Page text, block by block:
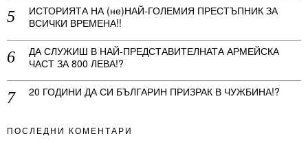
ИСТОРИЯТА НА (не)НАЙ-ГОЛЕМИЯ ПРЕСТЪПНИК ЗА
ВСИЧКИ ВРЕМЕНА!!
ДА СЛУЖИШ В НАЙ-ПРЕДСТАВИТЕЛНАТА АРМЕЙСКА
ЧАСТ ЗА 800 ЛЕВА!?
20 ГОДИНИ ДА СИ БЪЛГАРИН ПРИЗРАК В ЧУЖБИНА!?
ПОСЛЕДНИ КОМЕНТАРИ